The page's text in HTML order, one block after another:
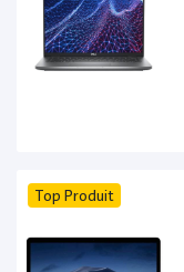
Top Produit